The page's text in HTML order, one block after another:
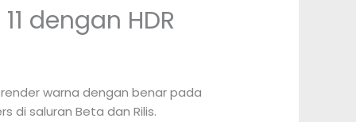
dengan HDR
warna dengan benar pada
di saluran Beta dan Rilis.